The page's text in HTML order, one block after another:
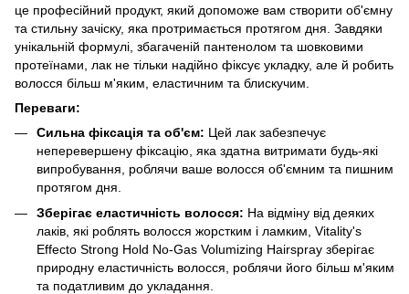
це професійний продукт, який допоможе вам створити об'ємну
та стильну зачіску, яка протримається протягом дня. Завдяки
унікальній формулі, збагаченій пантенолом та шовковими
протеїнами, лак не тільки надійно фіксує укладку, але й робить
волосся більш м'яким, еластичним та блискучим.
Переваги:
Сильна фіксація та об'єм: Цей лак забезпечує
неперевершену фіксацію, яка здатна витримати будь-які
випробування, роблячи ваше волосся об'ємним та пишним
протягом дня.
Зберігає еластичність волосся: На відміну від деяких
лаків, які роблять волосся жорстким і ламким, Vitality's
Effecto Strong Hold No-Gas Volumizing Hairspray зберігає
природну еластичність волосся, роблячи його більш м'яким
та податливим до укладання.